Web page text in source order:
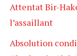
Attentat Bir-
l’assaillant
Absolution